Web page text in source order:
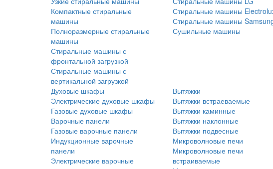
Компактные стиральные
машины
Полноразмерные стиральные
машины
Стиральные машины с
фронтальной загрузкой
Стиральные машины с
вертикальной загрузкой
Стиральные машины
Стиральные машины
Сушильные машины
Духовые шкафы
Электрические духовые шкафы
Газовые духовые шкафы
Варочные панели
Газовые варочные панели
Индукционные варочные
панели
Электрические варочные
Вытяжки
Вытяжки встраеваемые
Вытяжки каминные
Вытяжки наклонные
Вытяжки подвесные
Микроволновые печи
Микроволновые печи
встраиваемые